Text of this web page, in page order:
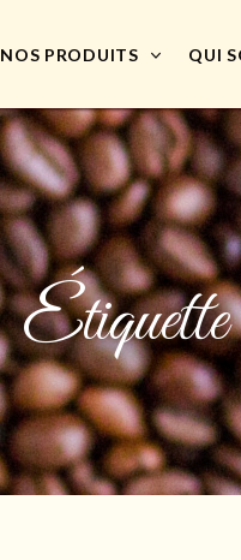
NOS PRODUITS QUI